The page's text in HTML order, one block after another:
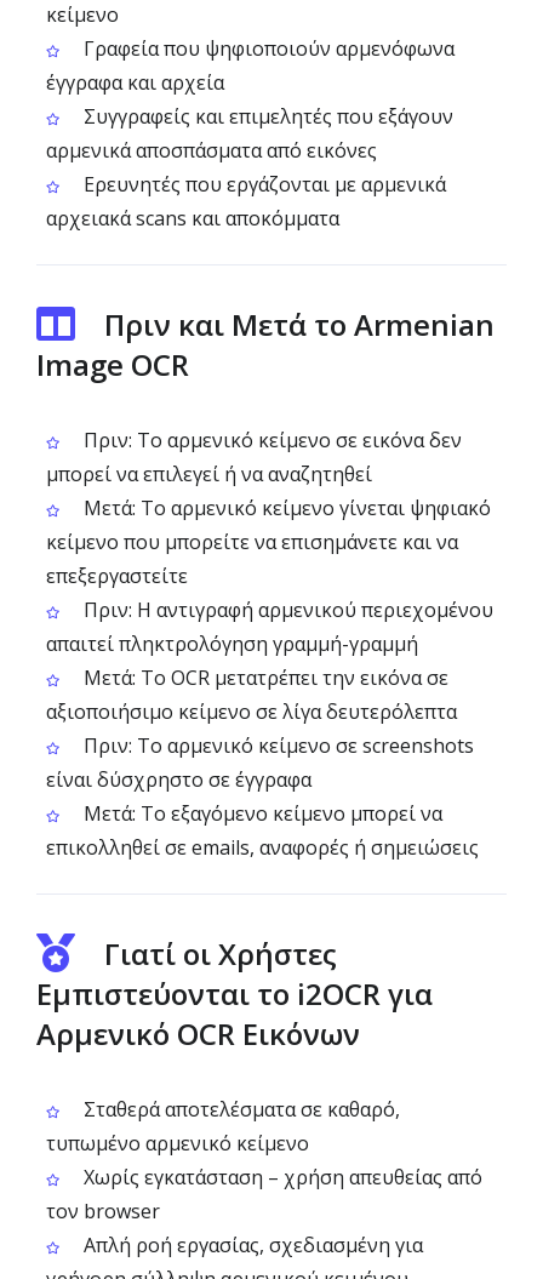
κείμενο
Γραφεία που ψηφιοποιούν αρμενόφωνα
έγγραφα και αρχεία
Συγγραφείς και επιμελητές που εξάγουν
αρμενικά αποσπάσματα από εικόνες
Ερευνητές που εργάζονται με αρμενικά
αρχειακά scans και αποκόμματα
Πριν και Μετά το Armenian
Image OCR
Πριν: Το αρμενικό κείμενο σε εικόνα δεν
μπορεί να επιλεγεί ή να αναζητηθεί
Μετά: Το αρμενικό κείμενο γίνεται ψηφιακό
κείμενο που μπορείτε να επισημάνετε και να
επεξεργαστείτε
Πριν: Η αντιγραφή αρμενικού περιεχομένου
απαιτεί πληκτρολόγηση γραμμή-γραμμή
Μετά: Το OCR μετατρέπει την εικόνα σε
αξιοποιήσιμο κείμενο σε λίγα δευτερόλεπτα
Πριν: Το αρμενικό κείμενο σε screenshots
είναι δύσχρηστο σε έγγραφα
Μετά: Το εξαγόμενο κείμενο μπορεί να
επικολληθεί σε emails, αναφορές ή σημειώσεις
Γιατί οι Χρήστες
Εμπιστεύονται το i2OCR για
Αρμενικό OCR Εικόνων
Σταθερά αποτελέσματα σε καθαρό,
τυπωμένο αρμενικό κείμενο
Χωρίς εγκατάσταση – χρήση απευθείας από
τον browser
Απλή ροή εργασίας, σχεδιασμένη για